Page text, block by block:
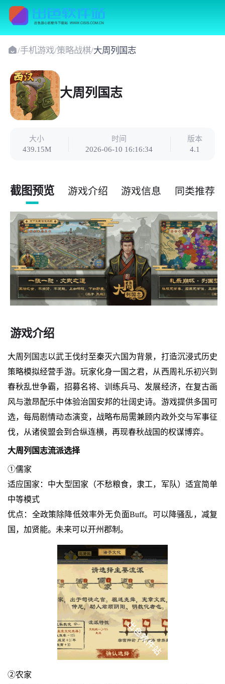
/手机游戏/策略战棋/大周列国志
大周列国志
大小
439.15M
时间
2026-06-10 16:16:34
版本
4.1
截图预览 游戏介绍 游戏信息 同类推荐
游戏介绍
大周列国志以武王伐纣至秦灭六国为背景，打造沉浸式历史
策略模拟经营手游。玩家化身一国之君，从西周礼乐初兴到
春秋乱世争霸，招募名将、训练兵马、发展经济，在复古画
风与激昂配乐中体验治国安邦的壮阔史诗。游戏提供多国可
选，每局剧情动态演变，战略布局需兼顾内政外交与军事征
伐，从诸侯盟会到合纵连横，再现春秋战国的权谋博弈。
大周列国志流派选择
①儒家
适应国家：中大型囯家（不愁粮食，隶工，军队）适宜简单
中等模式
优点：全政策除降低效率外无负面Buff。可以降骚乱，减复
国，加贤能。未来可以开州郡制。
②农家